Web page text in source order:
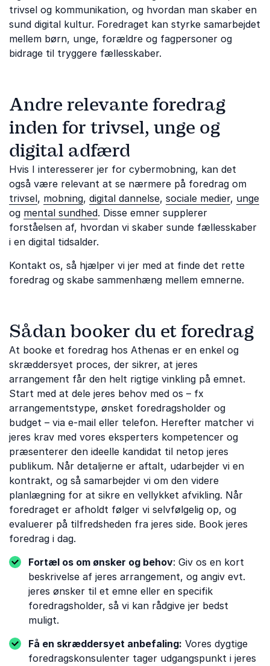
trivsel og kommunikation, og hvordan man skaber en
sund digital kultur. Foredraget kan styrke samarbejdet
mellem børn, unge, forældre og fagpersoner og
bidrage til tryggere fællesskaber.
Andre relevante foredrag
inden for trivsel, unge og
digital adfærd
Hvis I interesserer jer for cybermobning, kan det
også være relevant at se nærmere på foredrag om
trivsel, mobning, digital dannelse, sociale medier, unge
og mental sundhed. Disse emner supplerer
forståelsen af, hvordan vi skaber sunde fællesskaber
i en digital tidsalder.
Kontakt os, så hjælper vi jer med at finde det rette
foredrag og skabe sammenhæng mellem emnerne.
Sådan booker du et foredrag
At booke et foredrag hos Athenas er en enkel og
skræddersyet proces, der sikrer, at jeres
arrangement får den helt rigtige vinkling på emnet.
Start med at dele jeres behov med os – fx
arrangementstype, ønsket foredragsholder og
budget – via e-mail eller telefon. Herefter matcher vi
jeres krav med vores eksperters kompetencer og
præsenterer den ideelle kandidat til netop jeres
publikum. Når detaljerne er aftalt, udarbejder vi en
kontrakt, og så samarbejder vi om den videre
planlægning for at sikre en vellykket afvikling. Når
foredraget er afholdt følger vi selvfølgelig op, og
evaluerer på tilfredsheden fra jeres side. Book jeres
foredrag i dag.
Fortæl os om ønsker og behov: Giv os en kort
beskrivelse af jeres arrangement, og angiv evt.
jeres ønsker til et emne eller en specifik
foredragsholder, så vi kan rådgive jer bedst
muligt.
Få en skræddersyet anbefaling: Vores dygtige
foredragskonsulenter tager udgangspunkt i jeres